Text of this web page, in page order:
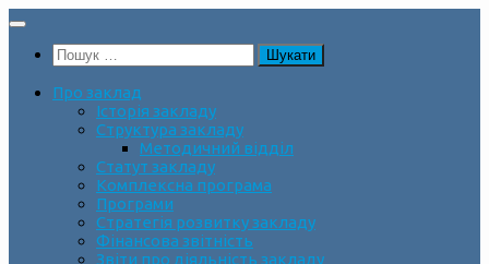
Skip
contentПошук:
Про заклад
Історія закладу
Структура закладу
Методичний відділ
Статут закладу
Комплексна програма
Програми
Стратегія розвитку закладу
Фінансова звітність
Звіти про діяльність закладу